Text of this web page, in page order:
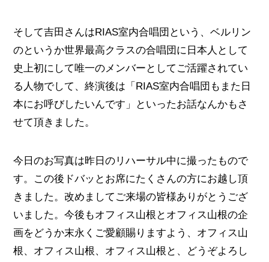
そして吉田さんはRIAS室内合唱団という、ベルリン
のというか世界最高クラスの合唱団に日本人として
史上初にして唯一のメンバーとしてご活躍されてい
る人物でして、終演後は「RIAS室内合唱団もまた日
本にお呼びしたいんです」といったお話なんかもさ
せて頂きました。
今日のお写真は昨日のリハーサル中に撮ったもので
す。この後ドバッとお席にたくさんの方にお越し頂
きました。改めましてご来場の皆様ありがとうござ
いました。今後もオフィス山根とオフィス山根の企
画をどうか末永くご愛顧賜りますよう、オフィス山
根、オフィス山根、オフィス山根と、どうぞよろし